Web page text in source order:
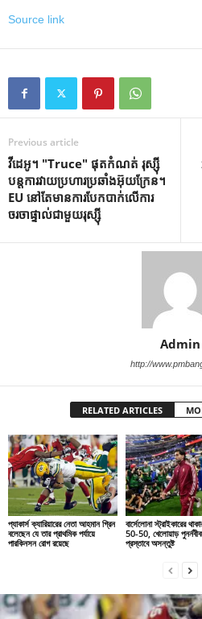
Source link
Previous article
វីដេអូ។ "Truce" ផុត​កំណត់ រុស្ស៊ី​
បន្ត​ការ​វាយប្រហារ​ប្រឆាំង​អ៊ុយក្រែន។
EU នៅ​តែ​មាន​ការ​បែក​បាក់​លើ​ការ​
ចរចា​ផ្ទាល់​ជាមួយ​រុស្ស៊ី
Admin
http://
RELATED ARTICLES
প্যাকার্স ক্যারিয়ারের নেতা আহমান গ্রিন
বলেছেন যে তার প্রাথমিক পর্যায়ে
পারকিনসন রোগ রয়েছে
বার্সেলোনা স্ট্রাইকারের
50-50, খেলোয়াড়
প্রস্তাবে অসন্তুষ্ট